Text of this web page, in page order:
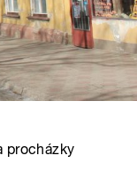
procházky